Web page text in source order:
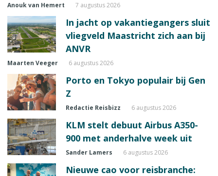
Anouk van Hemert 7 augustus 2026
In jacht op vakantiegangers sluit
vliegveld Maastricht zich aan bij
ANVR
Maarten Veeger 6 augustus 2026
Porto en Tokyo populair bij Gen
Z
Redactie Reisbizz 6 augustus 2026
KLM stelt debuut Airbus A350-
900 met anderhalve week uit
Sander Lamers 6 augustus 2026
Nieuwe cao voor reisbranche: